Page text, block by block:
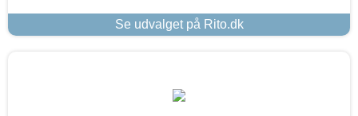
Se udvalget på Rito.dk